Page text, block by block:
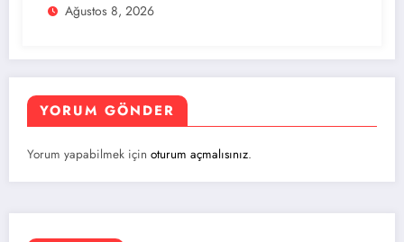
Ağustos 8, 2026
YORUM GÖNDER
Yorum yapabilmek için oturum açmalısınız.